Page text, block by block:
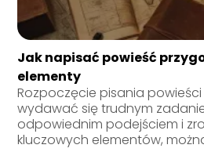
Jak napisać powieść
elementy
Rozpoczęcie pisania
wydawać się trudnym
odpowiednim podejściem i
kluczowych elementów,